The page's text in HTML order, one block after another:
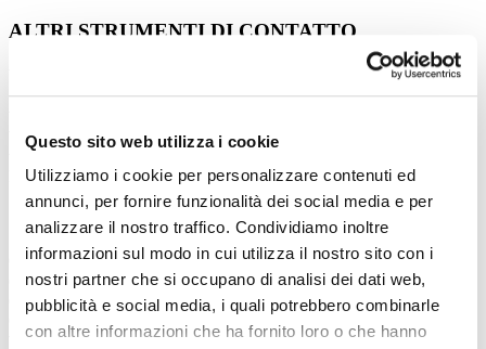
Questo sito web utilizza i cookie
Utilizziamo i cookie per personalizzare contenuti ed
annunci, per fornire funzionalità dei social media e per
analizzare il nostro traffico. Condividiamo inoltre
informazioni sul modo in cui utilizza il nostro sito con i
nostri partner che si occupano di analisi dei dati web,
pubblicità e social media, i quali potrebbero combinarle
con altre informazioni che ha fornito loro o che hanno
ALTRI STRUMENTI DI CONTATTO
WhatsApp Ireland Limited. Dati Personali raccolti: numero di
telefono, mail, Dati di utilizzo, Cookie. Luogo del Trattamento:
Irlanda –Privacy Policy
GESTIONE INDIRIZZI EMAIL
Questi servizi consentono di gestire un database di contatti email,
contatti telefonici o contatti di qualunque altro tipo, utilizzati per
comunicare con l’Utente. Questi servizi potrebbero inoltre
consentire di raccogliere Dati relativi alla data e all’ora di
visualizzazione dei messaggi da parte dell’Utente, così come